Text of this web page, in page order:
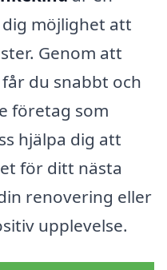
möjlighet att
Genom att
du snabbt och
företag som
hjälpa dig att
för ditt nästa
renovering eller
upplevelse.